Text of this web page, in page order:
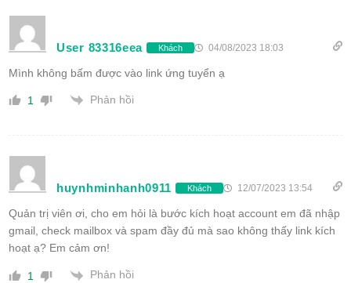
User 83316eea Khách 04/08/2023 18:03
Mình không bấm được vào link ứng tuyển ạ
1 Phản hồi
huynhminhanh0911 Khách 12/07/2023 13:54
Quản trị viên ơi, cho em hỏi là bước kích hoạt account em đã nhập
gmail, check mailbox và spam đầy đủ mà sao không thấy link kích
hoạt ạ? Em cảm ơn!
1 Phản hồi